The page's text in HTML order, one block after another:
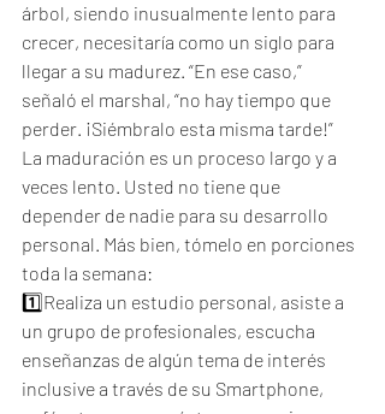
árbol, siendo inusualmente lento para
crecer, necesitaría como un siglo para
llegar a su madurez. “En ese caso,”
señaló el marshal, “no hay tiempo que
perder. ¡Siémbralo esta misma tarde!”
La maduración es un proceso largo y a
veces lento. Usted no tiene que
depender de nadie para su desarrollo
personal. Más bien, tómelo en porciones
toda la semana:
1️⃣Realiza un estudio personal, asiste a
un grupo de profesionales, escucha
enseñanzas de algún tema de interés
inclusive a través de su Smartphone,